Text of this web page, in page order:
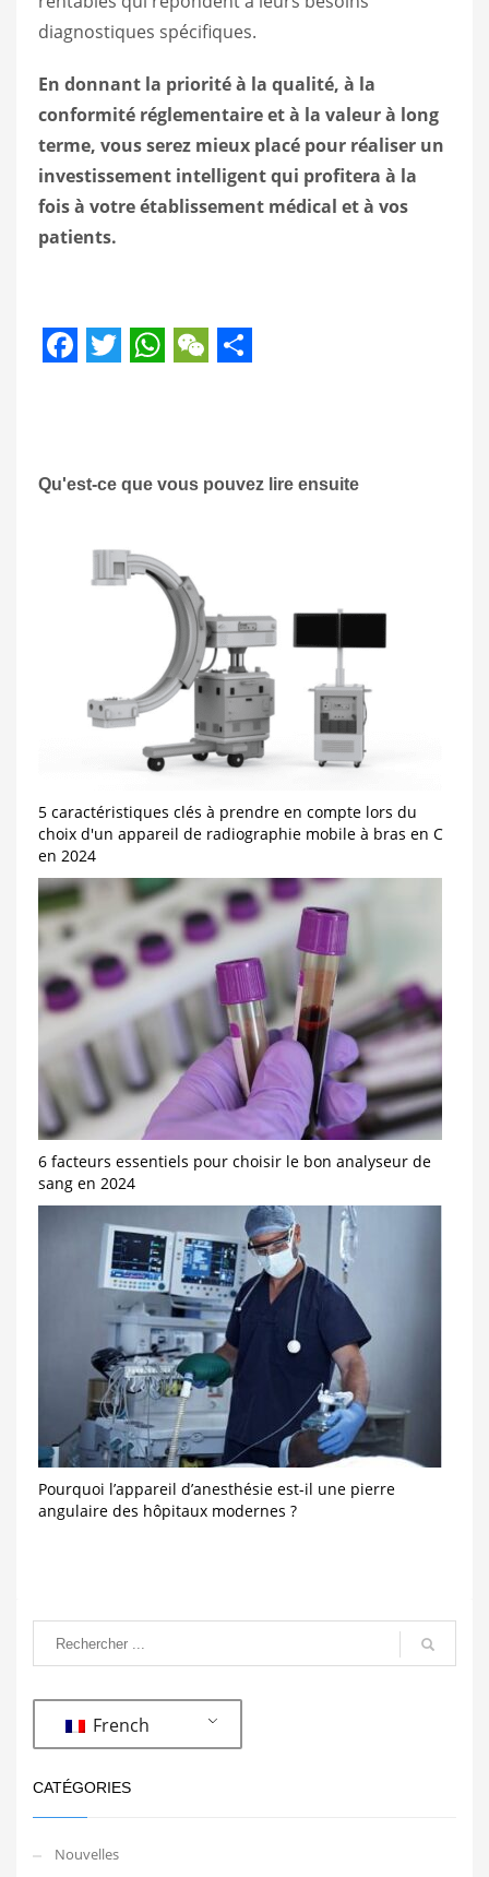
diagnostiques spécifiques.
En donnant la priorité à la qualité, à la
conformité réglementaire et à la valeur à long
terme, vous serez mieux placé pour réaliser un
investissement intelligent qui profitera à la
fois à votre établissement médical et à vos
patients.
Qu'est-ce que vous pouvez lire ensuite
5 caractéristiques clés à prendre en compte lors du
choix d'un appareil de radiographie mobile à bras en C
en 2024
6 facteurs essentiels pour choisir le bon analyseur de
sang en 2024
Pourquoi l’appareil d’anesthésie est-il une pierre
angulaire des hôpitaux modernes ?
French
CATÉGORIES
Nouvelles